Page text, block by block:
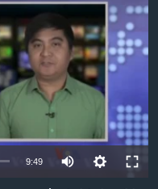
available
9:49